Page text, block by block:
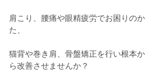
肩こり、腰痛や眼精疲労でお困りのか
た、
猫背や巻き肩、骨盤矯正を行い根本か
ら改善させませんか？